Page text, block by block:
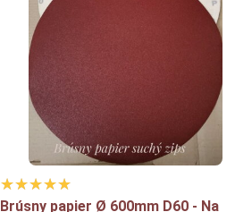
Brúsny papier Ø 600mm D60 - Na